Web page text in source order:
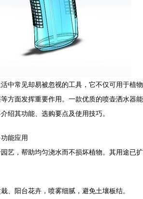
中常见却易被忽视的工具，它不仅可用于植物
方面发挥重要作用。一款优质的喷壶洒水器能
绍其功能、选购要点及使用技巧。
能应用
艺，帮助均匀浇水而不损坏植物。其用途已扩
、阳台花卉，喷雾细腻，避免土壤板结。